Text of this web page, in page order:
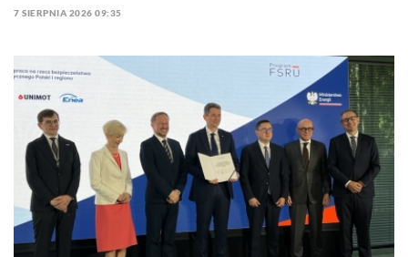
7 SIERPNIA 2026 09:35